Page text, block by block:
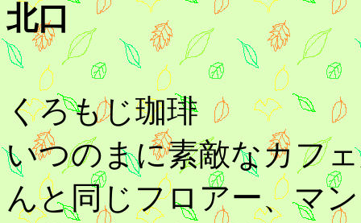
北口
くろもじ珈琲
いつのまに素敵なカフ
んと同じフロアー、マ